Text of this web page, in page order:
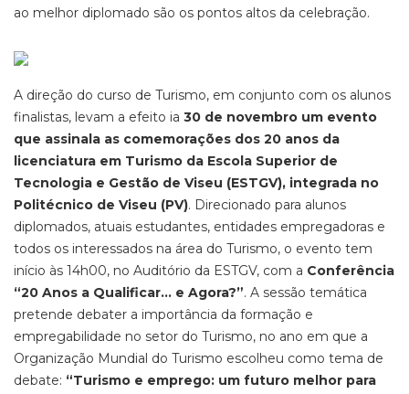
ao melhor diplomado são os pontos altos da celebração.
A direção do curso de Turismo, em conjunto com os alunos
finalistas, levam a efeito ia 30 de novembro um evento
que assinala as comemorações dos 20 anos da
licenciatura em Turismo da Escola Superior de
Tecnologia e Gestão de Viseu (ESTGV), integrada no
Politécnico de Viseu (PV). Direcionado para alunos
diplomados, atuais estudantes, entidades empregadoras e
todos os interessados na área do Turismo, o evento tem
início às 14h00, no Auditório da ESTGV, com a Conferência
“20 Anos a Qualificar… e Agora?”. A sessão temática
pretende debater a importância da formação e
empregabilidade no setor do Turismo, no ano em que a
Organização Mundial do Turismo escolheu como tema de
debate: “Turismo e emprego: um futuro melhor para